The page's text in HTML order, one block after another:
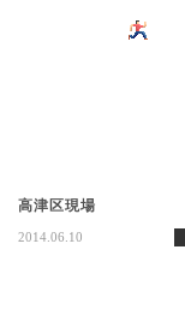
高津区現場
2014.06.10